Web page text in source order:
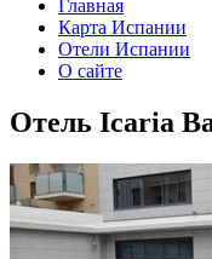
Главная
Карта Испании
Отели Испании
О сайте
Отель Icaria